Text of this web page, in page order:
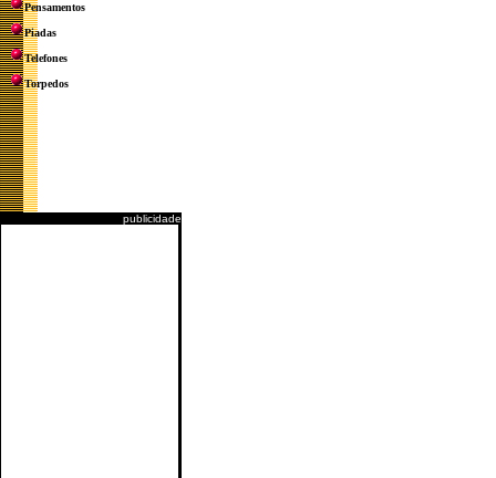
Pensamentos
Piadas
Telefones
Torpedos
publicidade